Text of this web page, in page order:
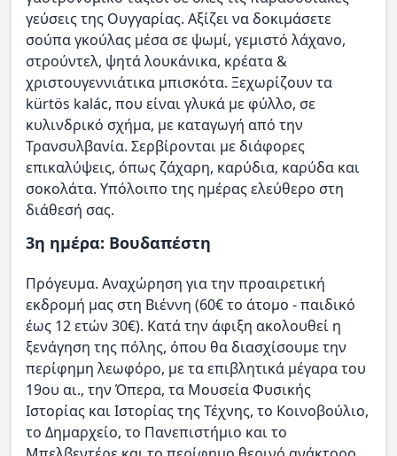
γεύσεις της Ουγγαρίας. Αξίζει να δοκιμάσετε
σούπα γκούλας μέσα σε ψωμί, γεμιστό λάχανο,
στρούντελ, ψητά λουκάνικα, κρέατα &
χριστουγεννιάτικα μπισκότα. Ξεχωρίζουν τα
kürtös kalác, που είναι γλυκά με φύλλο, σε
κυλινδρικό σχήμα, με καταγωγή από την
Τρανσυλβανία. Σερβίρονται με διάφορες
επικαλύψεις, όπως ζάχαρη, καρύδια, καρύδα και
σοκολάτα. Υπόλοιπο της ημέρας ελεύθερο στη
διάθεσή σας.
3η ημέρα: Βουδαπέστη
Πρόγευμα. Αναχώρηση για την προαιρετική
εκδρομή μας στη Βιέννη (60€ το άτομο - παιδικό
έως 12 ετών 30€). Κατά την άφιξη ακολουθεί η
ξενάγηση της πόλης, όπου θα διασχίσουμε την
περίφημη λεωφόρο, με τα επιβλητικά μέγαρα του
19ου αι., την Όπερα, τα Μουσεία Φυσικής
Ιστορίας και Ιστορίας της Τέχνης, το Κοινοβούλιο,
το Δημαρχείο, το Πανεπιστήμιο και το